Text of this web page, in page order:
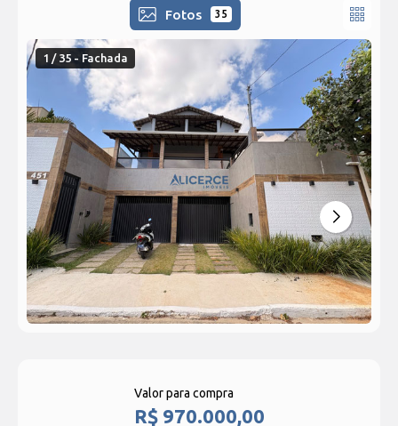
Fotos 35
1 / 35 - Fachada
Valor para compra
R$ 970.000,00